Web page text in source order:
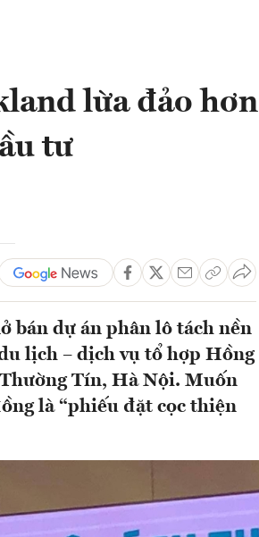
lừa đảo hơn
tư
bán dự án phân lô tách nền
lịch – dịch vụ tổ hợp Hồng
Tín, Hà Nội. Muốn
là “phiếu đặt cọc thiện